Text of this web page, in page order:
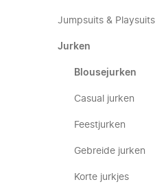
Jumpsuits & Playsuits
Jurken
Blousejurken
Casual jurken
Feestjurken
Gebreide jurken
Korte jurkjes